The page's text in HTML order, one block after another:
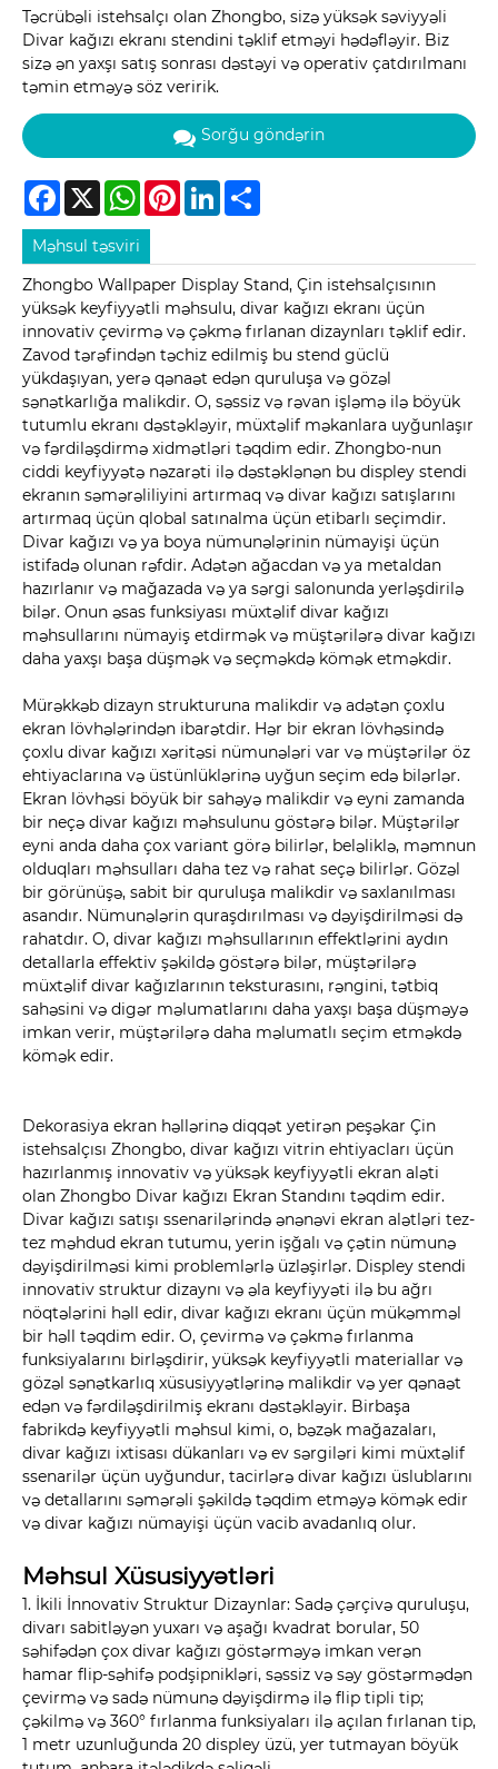
Təcrübəli istehsalçı olan Zhongbo, sizə yüksək səviyyəli
Divar kağızı ekranı stendini təklif etməyi hədəfləyir. Biz
sizə ən yaxşı satış sonrası dəstəyi və operativ çatdırılmanı
təmin etməyə söz veririk.
Sorğu göndərin
Facebook
X WhatsAppPinterestLinkedIn
Məhsul təsviri
Zhongbo Wallpaper Display Stand, Çin istehsalçısının
yüksək keyfiyyətli məhsulu, divar kağızı ekranı üçün
innovativ çevirmə və çəkmə fırlanan dizaynları təklif edir.
Zavod tərəfindən təchiz edilmiş bu stend güclü
yükdaşıyan, yerə qənaət edən quruluşa və gözəl
sənətkarlığa malikdir. O, səssiz və rəvan işləmə ilə böyük
tutumlu ekranı dəstəkləyir, müxtəlif məkanlara uyğunlaşır
və fərdiləşdirmə xidmətləri təqdim edir. Zhongbo-nun
ciddi keyfiyyətə nəzarəti ilə dəstəklənən bu displey stendi
ekranın səmərəliliyini artırmaq və divar kağızı satışlarını
artırmaq üçün qlobal satınalma üçün etibarlı seçimdir.
Divar kağızı və ya boya nümunələrinin nümayişi üçün
istifadə olunan rəfdir. Adətən ağacdan və ya metaldan
hazırlanır və mağazada və ya sərgi salonunda yerləşdirilə
bilər. Onun əsas funksiyası müxtəlif divar kağızı
məhsullarını nümayiş etdirmək və müştərilərə divar kağızı
daha yaxşı başa düşmək və seçməkdə kömək etməkdir.
Mürəkkəb dizayn strukturuna malikdir və adətən çoxlu
ekran lövhələrindən ibarətdir. Hər bir ekran lövhəsində
çoxlu divar kağızı xəritəsi nümunələri var və müştərilər öz
ehtiyaclarına və üstünlüklərinə uyğun seçim edə bilərlər.
Ekran lövhəsi böyük bir sahəyə malikdir və eyni zamanda
bir neçə divar kağızı məhsulunu göstərə bilər. Müştərilər
eyni anda daha çox variant görə bilirlər, beləliklə, məmnun
olduqları məhsulları daha tez və rahat seçə bilirlər. Gözəl
bir görünüşə, sabit bir quruluşa malikdir və saxlanılması
asandır. Nümunələrin quraşdırılması və dəyişdirilməsi də
rahatdır. O, divar kağızı məhsullarının effektlərini aydın
detallarla effektiv şəkildə göstərə bilər, müştərilərə
müxtəlif divar kağızlarının teksturasını, rəngini, tətbiq
sahəsini və digər məlumatlarını daha yaxşı başa düşməyə
imkan verir, müştərilərə daha məlumatlı seçim etməkdə
kömək edir.
Dekorasiya ekran həllərinə diqqət yetirən peşəkar Çin
istehsalçısı Zhongbo, divar kağızı vitrin ehtiyacları üçün
hazırlanmış innovativ və yüksək keyfiyyətli ekran aləti
olan Zhongbo Divar kağızı Ekran Standını təqdim edir.
Divar kağızı satışı ssenarilərində ənənəvi ekran alətləri tez-
tez məhdud ekran tutumu, yerin işğalı və çətin nümunə
dəyişdirilməsi kimi problemlərlə üzləşirlər. Displey stendi
innovativ struktur dizaynı və əla keyfiyyəti ilə bu ağrı
nöqtələrini həll edir, divar kağızı ekranı üçün mükəmməl
bir həll təqdim edir. O, çevirmə və çəkmə fırlanma
funksiyalarını birləşdirir, yüksək keyfiyyətli materiallar və
gözəl sənətkarlıq xüsusiyyətlərinə malikdir və yer qənaət
edən və fərdiləşdirilmiş ekranı dəstəkləyir. Birbaşa
fabrikdə keyfiyyətli məhsul kimi, o, bəzək mağazaları,
divar kağızı ixtisası dükanları və ev sərgiləri kimi müxtəlif
ssenarilər üçün uyğundur, tacirlərə divar kağızı üslublarını
və detallarını səmərəli şəkildə təqdim etməyə kömək edir
və divar kağızı nümayişi üçün vacib avadanlıq olur.
Məhsul Xüsusiyyətləri
1. İkili İnnovativ Struktur Dizaynlar: Sadə çərçivə quruluşu,
divarı sabitləyən yuxarı və aşağı kvadrat borular, 50
səhifədən çox divar kağızı göstərməyə imkan verən
hamar flip-səhifə podşipnikləri, səssiz və səy göstərmədən
çevirmə və sadə nümunə dəyişdirmə ilə flip tipli tip;
çəkilmə və 360° fırlanma funksiyaları ilə açılan fırlanan tip,
1 metr uzunluğunda 20 displey üzü, yer tutmayan böyük